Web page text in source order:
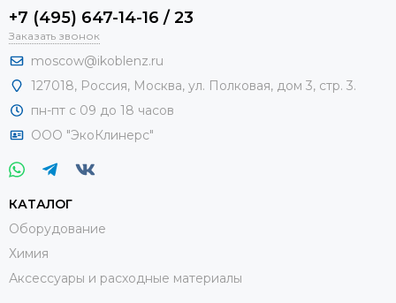
+7 (495) 647-14-16 / 23
Заказать звонок
moscow@ikoblenz.ru
127018, Россия, Москва, ул. Полковая, дом 3, стр. 3.
пн-пт с 09 до 18 часов
ООО "ЭкоКлинерс"
КАТАЛОГ
Оборудование
Химия
Аксессуары и расходные материалы